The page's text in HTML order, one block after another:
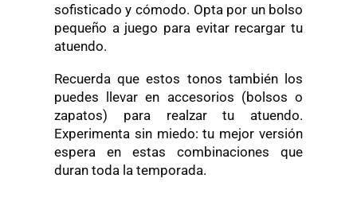
sofisticado y cómodo. Opta por un bolso
pequeño a juego para evitar recargar tu
atuendo.
Recuerda que estos tonos también los
puedes llevar en accesorios (bolsos o
zapatos) para realzar tu atuendo.
Experimenta sin miedo: tu mejor versión
espera en estas combinaciones que
duran toda la temporada.